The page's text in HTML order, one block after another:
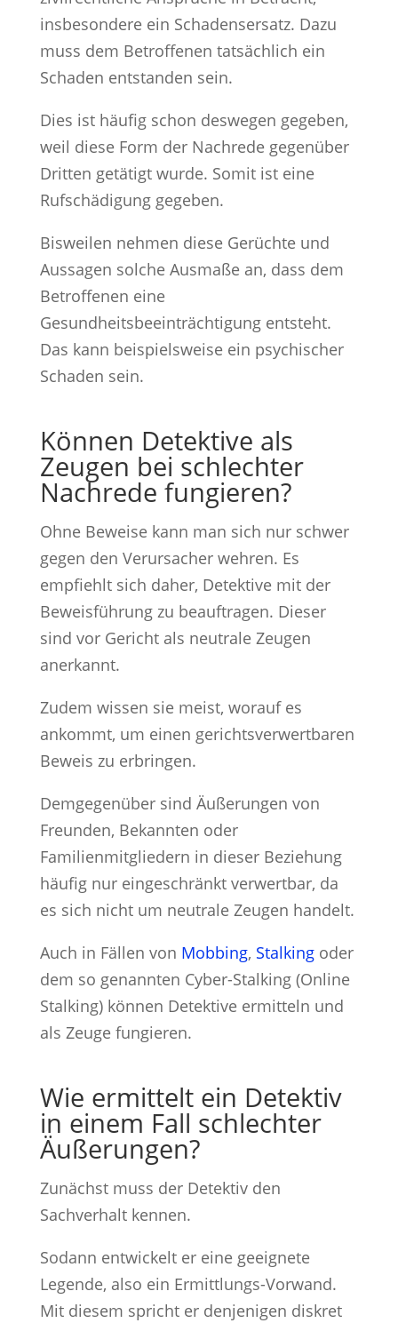
insbesondere ein Schadensersatz. Dazu
muss dem Betroffenen tatsächlich ein
Schaden entstanden sein.
Dies ist häufig schon deswegen gegeben,
weil diese Form der Nachrede gegenüber
Dritten getätigt wurde. Somit ist eine
Rufschädigung gegeben.
Bisweilen nehmen diese Gerüchte und
Aussagen solche Ausmaße an, dass dem
Betroffenen eine
Gesundheitsbeeinträchtigung entsteht.
Das kann beispielsweise ein psychischer
Schaden sein.
Können Detektive als
Zeugen bei schlechter
Nachrede fungieren?
Ohne Beweise kann man sich nur schwer
gegen den Verursacher wehren. Es
empfiehlt sich daher, Detektive mit der
Beweisführung zu beauftragen. Dieser
sind vor Gericht als neutrale Zeugen
anerkannt.
Zudem wissen sie meist, worauf es
ankommt, um einen gerichtsverwertbaren
Beweis zu erbringen.
Demgegenüber sind Äußerungen von
Freunden, Bekannten oder
Familienmitgliedern in dieser Beziehung
häufig nur eingeschränkt verwertbar, da
es sich nicht um neutrale Zeugen handelt.
Auch in Fällen von Mobbing, Stalkingoder
dem so genannten Cyber-Stalking (Online
Stalking) können Detektive ermitteln und
als Zeuge fungieren.
Wie ermittelt ein Detektiv
in einem Fall schlechter
Äußerungen?
Zunächst muss der Detektiv den
Sachverhalt kennen.
Sodann entwickelt er eine geeignete
Legende, also ein Ermittlungs-Vorwand.
Mit diesem spricht er denjenigen diskret